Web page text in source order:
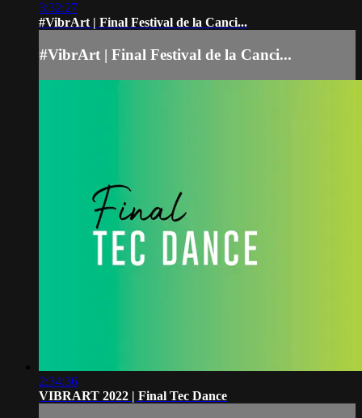
3:32:27
#VibrArt | Final Festival de la Canci...
#VibrArt | Final Festival de la Canci...
2:34:36
VIBRART 2022 | Final Tec Dance